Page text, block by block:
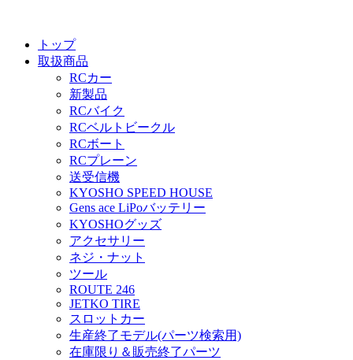
トップ
取扱商品
RCカー
新製品
RCバイク
RCベルトビークル
RCボート
RCプレーン
送受信機
KYOSHO SPEED HOUSE
Gens ace LiPoバッテリー
KYOSHOグッズ
アクセサリー
ネジ・ナット
ツール
ROUTE 246
JETKO TIRE
スロットカー
生産終了モデル(パーツ検索用)
在庫限り＆販売終了パーツ